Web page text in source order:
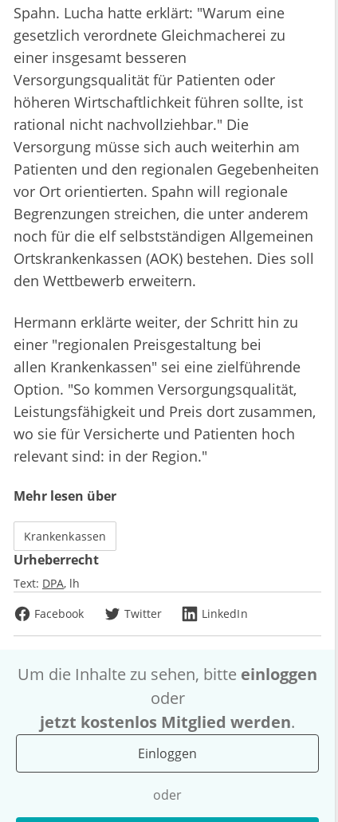
Spahn. Lucha hatte erklärt: "Warum eine
gesetzlich verordnete Gleichmacherei zu
einer insgesamt besseren
Versorgungsqualität für Patienten oder
höheren Wirtschaftlichkeit führen sollte, ist
rational nicht nachvollziehbar." Die
Versorgung müsse sich auch weiterhin am
Patienten und den regionalen Gegebenheiten
vor Ort orientierten. Spahn will regionale
Begrenzungen streichen, die unter anderem
noch für die elf selbstständigen Allgemeinen
Ortskrankenkassen (AOK) bestehen. Dies soll
den Wettbewerb erweitern.
Hermann erklärte weiter, der Schritt hin zu
einer "regionalen Preisgestaltung bei
allen Krankenkassen" sei eine zielführende
Option. "So kommen Versorgungsqualität,
Leistungsfähigkeit und Preis dort zusammen,
wo sie für Versicherte und Patienten hoch
relevant sind: in der Region."
Mehr lesen über
Krankenkassen
Urheberrecht
Text: DPA lh
Facebook
Twitter LinkedIn
Um die Inhalte zu sehen, bitte einloggen
oder
jetzt kostenlos Mitglied werden.
Einloggen
oder